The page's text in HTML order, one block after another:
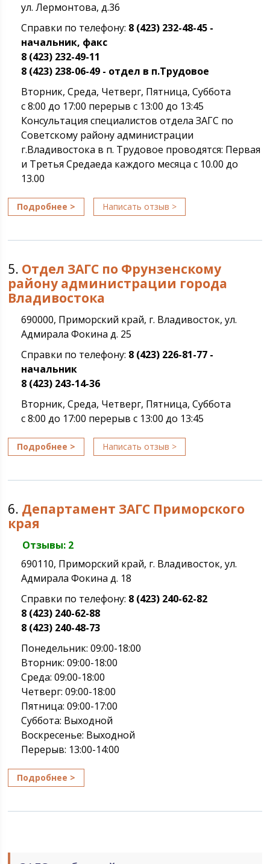
ул. Лермонтова, д.36
Справки по телефону: 8 (423) 232-48-45 -
начальник, факс
8 (423) 232-49-11
8 (423) 238-06-49 - отдел в п.Трудовое
Вторник, Среда, Четверг, Пятница, Суббота
с 8:00 до 17:00 перерыв с 13:00 до 13:45
Консультация специалистов отдела ЗАГС по
Советскому району администрации
г.Владивостока в п. Трудовое проводятся: Первая
и Третья Средаеда каждого месяца с 10.00 до
13.00
Подробнее > Написать отзыв >
5. Отдел ЗАГС по Фрунзенскому
району администрации города
Владивостока
690000, Приморский край, г. Владивосток, ул.
Адмирала Фокина д. 25
Справки по телефону: 8 (423) 226-81-77 -
начальник
8 (423) 243-14-36
Вторник, Среда, Четверг, Пятница, Суббота
с 8:00 до 17:00 перерыв с 13:00 до 13:45
Подробнее > Написать отзыв >
6. Департамент ЗАГС Приморского
края
Отзывы: 2
690110, Приморский край, г. Владивосток, ул.
Адмирала Фокина д. 18
Справки по телефону: 8 (423) 240-62-82
8 (423) 240-62-88
8 (423) 240-48-73
Понедельник: 09:00-18:00
Вторник: 09:00-18:00
Среда: 09:00-18:00
Четверг: 09:00-18:00
Пятница: 09:00-17:00
Суббота: Выходной
Воскресенье: Выходной
Перерыв: 13:00-14:00
Подробнее >